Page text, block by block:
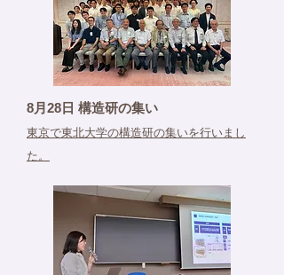
8月28日 構造研の集い
東京で東北大学の構造研の集いを行いまし
た。